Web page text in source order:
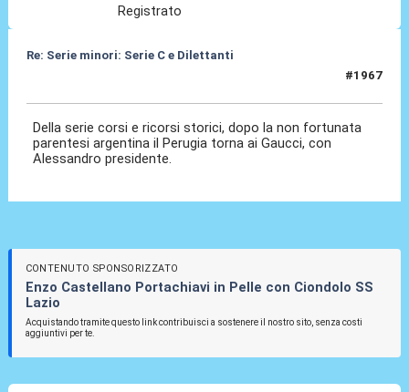
Registrato
Re: Serie minori: Serie C e Dilettanti
#1967
Della serie corsi e ricorsi storici, dopo la non fortunata
parentesi argentina il Perugia torna ai Gaucci, con
Alessandro presidente.
CONTENUTO SPONSORIZZATO
Enzo Castellano Portachiavi in Pelle con Ciondolo SS
Lazio
Acquistando tramite questo link contribuisci a sostenere il nostro sito, senza costi
aggiuntivi per te.